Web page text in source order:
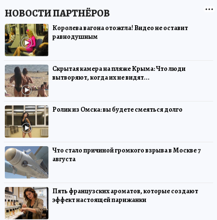
Королева вагона отожгла! Видео не оставит
равнодушным
Скрытая камера на пляже Крыма: Что люди
вытворяют, когда их не видят...
Ролик из Омска: вы будете смеяться долго
Что стало причиной громкого взрыва в Москве 7
августа
Пять французских ароматов, которые создают
эффект настоящей парижанки